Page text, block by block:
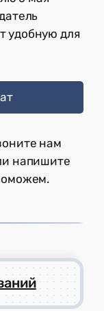
удобную для
нам
напишите